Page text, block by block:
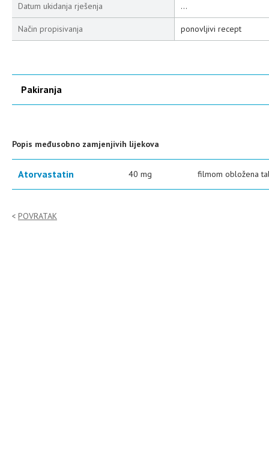
Datum ukidanja rješenja ...
Način propisivanja ponovljivi recept
Pakiranja
Popis međusobno zamjenjivih lijekova
Atorvastatin 40 mg filmom obložena
POVRATAK